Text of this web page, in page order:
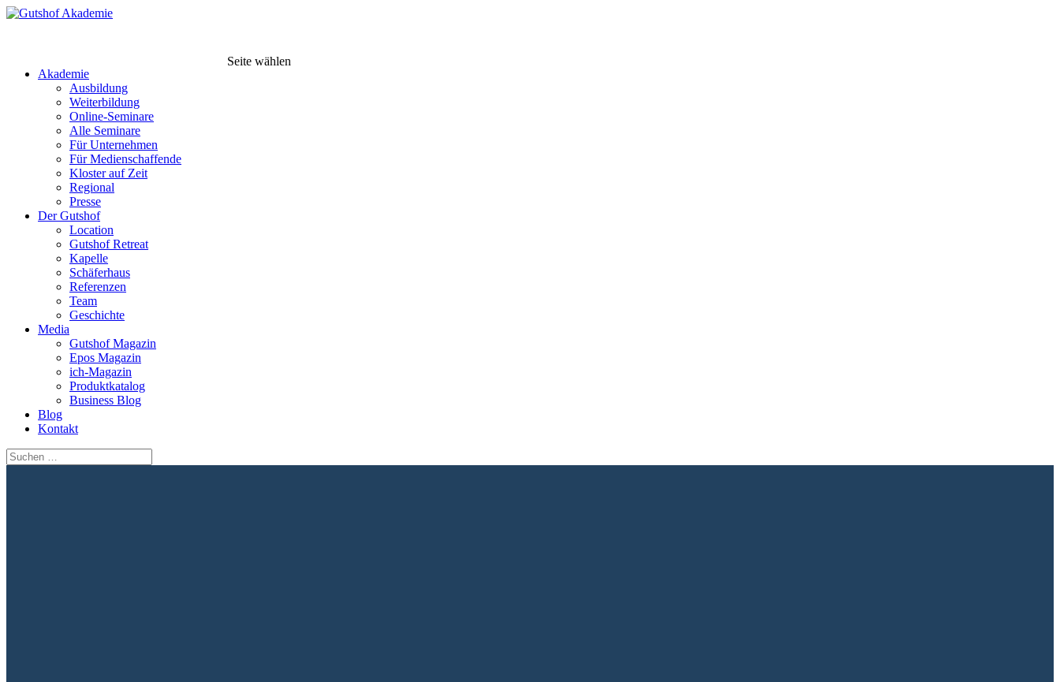
Akademie
Ausbildung
Weiterbildung
Online-Seminare
Alle Seminare
Für Unternehmen
Für Medienschaffende
Kloster auf Zeit
Regional
Presse
Der Gutshof
Location
Gutshof Retreat
Kapelle
Schäferhaus
Referenzen
Team
Geschichte
Media
Gutshof Magazin
Epos Magazin
ich-Magazin
Produktkatalog
Business Blog
Blog
Kontakt
Seite wählen